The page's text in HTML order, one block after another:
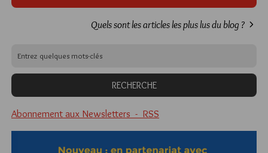
Quels sont les articles les plus lus du blog ?
Abonnement aux Newsletters - RSS